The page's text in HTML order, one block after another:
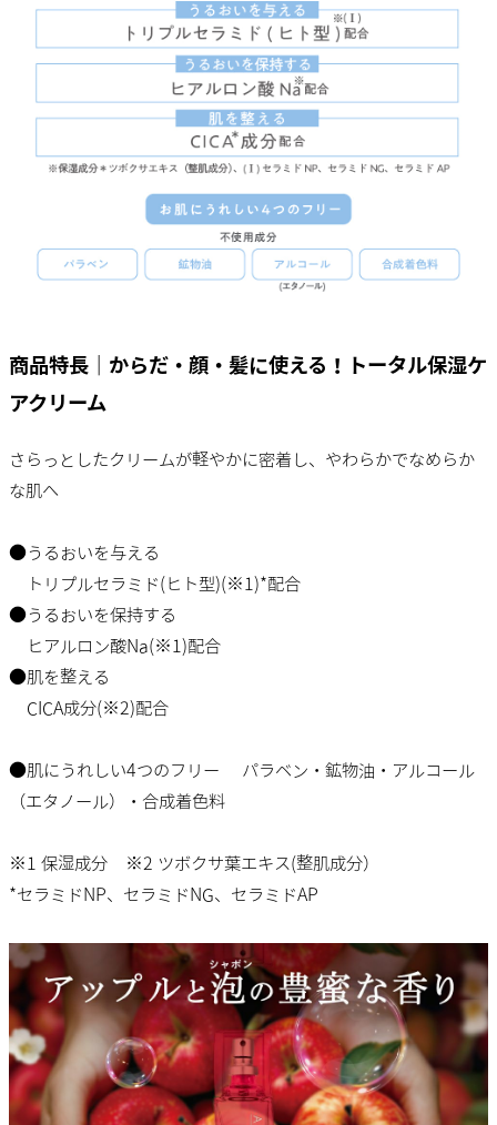
商品特長｜からだ・顔・髪に使える！トータル保湿ケ
アクリーム
さらっとしたクリームが軽やかに密着し、やわらかでなめらか
な肌へ
●うるおいを与える
トリプルセラミド(ヒト型)(※1)*配合
●うるおいを保持する
ヒアルロン酸Na(※1)配合
●肌を整える
CICA成分(※2)配合
●肌にうれしい4つのフリー パラベン・鉱物油・アルコール
（エタノール）・合成着色料
※1 保湿成分 ※2 ツボクサ葉エキス(整肌成分）
*セラミドNP、セラミドNG、セラミドAP